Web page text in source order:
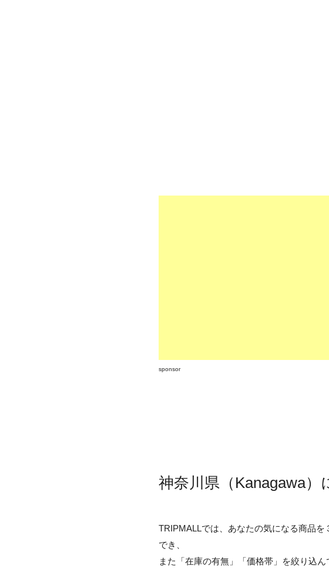
sponsor
神奈川県（Kanagawa
TRIPMALLでは、あなたの気になる商品
でき、
また「在庫の有無」「価格帯」を絞り込